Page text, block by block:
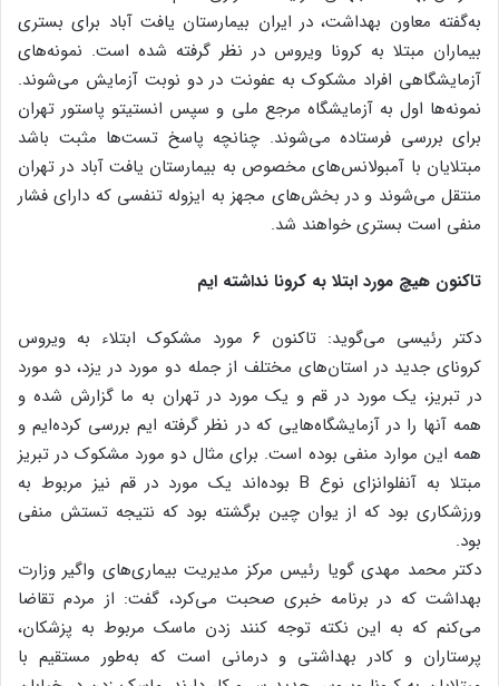
به‌گفته معاون بهداشت، در ایران بیمارستان یافت آباد برای بستری
بیماران مبتلا به کرونا ویروس در نظر گرفته شده است. نمونه‌های
آزمایشگاهی افراد مشکوک به عفونت در دو نوبت آزمایش می‌شوند.
نمونه‌ها اول به آزمایشگاه مرجع ملی و سپس انستیتو پاستور تهران
برای بررسی فرستاده می‌شوند. چنانچه پاسخ تست‌ها مثبت باشد
مبتلایان با آمبولانس‌های مخصوص به بیمارستان یافت آباد در تهران
منتقل می‌شوند و در بخش‌های مجهز به ایزوله تنفسی که دارای فشار
منفی است بستری خواهند شد.
تاکنون هیچ مورد ابتلا به کرونا نداشته ایم
دکتر رئیسی می‌گوید: تاکنون ۶ مورد مشکوک ابتلاء به ویروس
کرونای جدید در استان‌های مختلف از جمله دو مورد در یزد، دو مورد
در تبریز، یک مورد در قم و یک مورد در تهران به ما گزارش شده و
همه آنها را در آزمایشگاه‌هایی که در نظر گرفته ایم بررسی کرده‌ایم و
همه این موارد منفی بوده است. برای مثال دو مورد مشکوک در تبریز
مبتلا به آنفلوانزای نوع B بوده‌اند یک مورد در قم نیز مربوط به
ورزشکاری بود که از یوان چین برگشته بود که نتیجه تستش منفی
بود.
دکتر محمد مهدی گویا رئیس مرکز مدیریت بیماری‌های واگیر وزارت
بهداشت که در برنامه خبری صحبت می‌کرد، گفت: از مردم تقاضا
می‌کنم که به این نکته توجه کنند زدن ماسک مربوط به پزشکان،
پرستاران و کادر بهداشتی و درمانی است که به‌طور مستقیم با